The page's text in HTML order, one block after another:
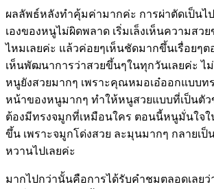
ผลลัพธ์หลังทำคุ้มค่ามากค่ะ การผ่าตัดเป็นไ
เองของหนูไม่ผิดพลาด เริ่มเล็งเห็นความสว
ไหมเลยค่ะ แล้วค่อยๆเห็นชัดมากขึ้นเรื่อยๆต
เห็นพัฒนาการว่าสวยขึ้นๆในทุกวันเลยค่ะ ไ
หนูยังสวยมากๆ เพราะคุณหมอเอ๋ออกแบบท
หน้าของหนูมากๆ ทำให้หนูสวยแบบที่เป็นตัว
ต้องมีทรงจมูกที่เหมือนใคร ตอนนี้หนูมั่นใจใ
ขึ้น เพราะจมูกโด่งสวย ละมุนมากๆ กลายเป็
หวานไปเลยค่ะ
มากไปกว่านั้นคือการได้รับคำชมตลอดเลยว่